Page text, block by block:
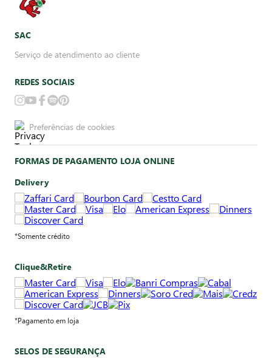
SAC
Serviço de atendimento ao cliente
REDES SOCIAIS
Preferências de cookies
FORMAS DE PAGAMENTO LOJA ONLINE
Delivery
*Somente crédito
Clique&Retire
*Pagamento em loja
SELOS DE SEGURANÇA